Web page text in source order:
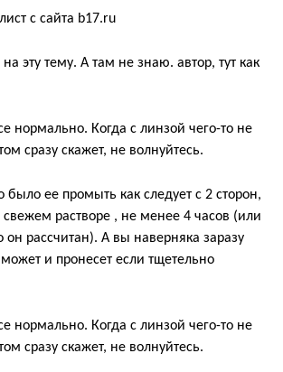
с сайта b17.ru
эту тему. А там не знаю. автор, тут как
нормально. Когда с линзой чего-то не
сразу скажет, не волнуйтесь.
было ее промыть как следует с 2 сторон,
свежем растворе , не менее 4 часов (или
он рассчитан). А вы наверняка заразу
может и пронесет если тщетельно
нормально. Когда с линзой чего-то не
сразу скажет, не волнуйтесь.